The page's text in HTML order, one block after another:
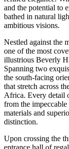
and the potential to
bathed in natural
ambitious visions.
Nestled against the
one of the most
illustrious Beverly
Spanning two
the south-facing
that stretch across
Africa. Every detail
from the
materials and
distinction.
Upon crossing the